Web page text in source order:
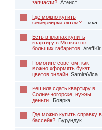
запчасти? Атеист
Где можно купить
фейерверки оптом? Емка
Есть в планах купить
квартиру в Москве не
больших габаритов AreffKir
Помогите советом, как
можно оформить букет
цветов онлайн SamiraVica
Решила сдать квартиру в
Солнечногорске, нужны
деньги.
Боярка
Где можно купить справку в
бассейн? Бурундук